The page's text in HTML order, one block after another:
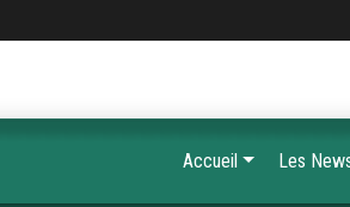
Accueil Les